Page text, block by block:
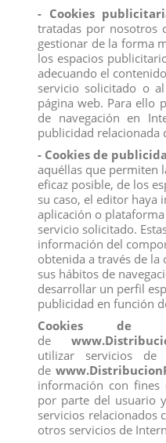
MAMUT DE HIELO
View
- Cookies
tratadas por nosotros
gestionar de la forma
los espacios
adecuando el
servicio solicitado o
página web. Para ello
de navegación en
publicidad relacionada
- Cookies de
aquéllas que permiten
eficaz posible, de los
su caso, el editor haya
aplicación o
servicio solicitado.
información del
obtenida a través de
sus hábitos de
desarrollar un perfil
publicidad en función
Cookies de
de
utilizar servicios
de
información con fines
por parte del usuario
servicios relacionados
otros servicios de